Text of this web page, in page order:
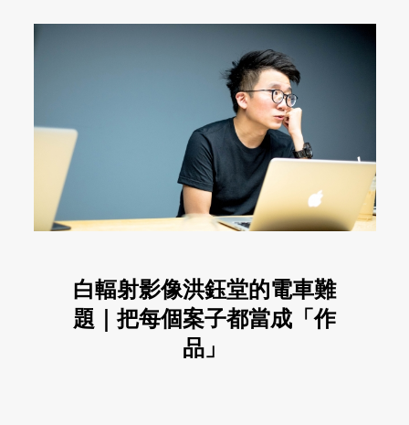
白輻射影像洪鈺堂的電車難
題｜把每個案子都當成「作
品」